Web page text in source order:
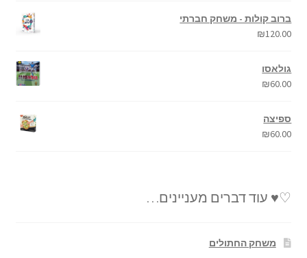
ברוב קולות - משחק חברתי
₪120.00
גולאסו
₪60.00
ספיצה
₪60.00
♡♥ עוד דברים מעניינים…
משחק החתולים